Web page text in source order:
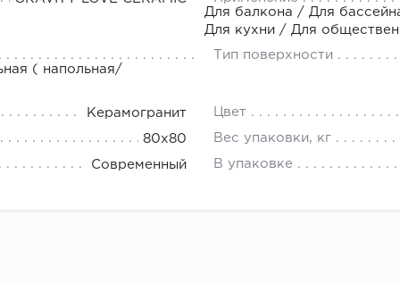
Для балкона / Для
Для кухни / Для
( напольная/
Тип поверхности
Керамогранит Цвет
80x80 Вес упаковки, кг
Современный В упаковке
деньгами
за 2 минуты прямо в форме заявки на той же
на встрече с представителем или по СМС